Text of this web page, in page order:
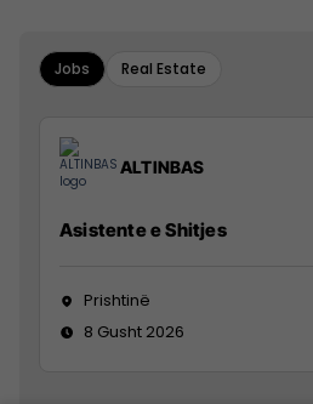
Jobs Real Estate
ALTINBAS
Asistente e Shitjes
Prishtinë
8 Gusht 2026